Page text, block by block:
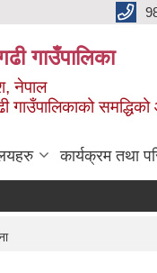
गाउँपालिका
नेपाल
गाउँपालिकाको समद्धिको
कार्यक्रम तथा